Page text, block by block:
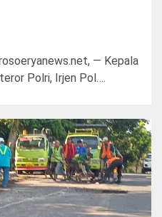
— Kepala
Polri, Irjen Pol….